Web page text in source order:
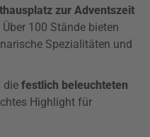
zur Adventszeit
Über 100 Stände bieten
Spezialitäten und
die festlich beleuchteten
Highlight für